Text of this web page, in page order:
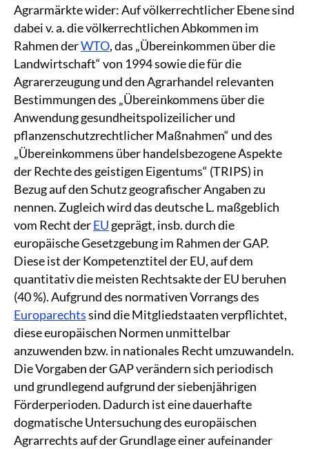
Agrarmärkte wider: Auf völkerrechtlicher Ebene sind
dabei v. a. die völkerrechtlichen Abkommen im
Rahmen derWTO, das „Übereinkommen über die
Landwirtschaft“ von 1994 sowie die für die
Agrarerzeugung und den Agrarhandel relevanten
Bestimmungen des „Übereinkommens über die
Anwendung gesundheitspolizeilicher und
pflanzenschutzrechtlicher Maßnahmen“ und des
„Übereinkommens über handelsbezogene Aspekte
der Rechte des geistigen Eigentums“ (TRIPS) in
Bezug auf den Schutz geografischer Angaben zu
nennen. Zugleich wird das deutsche L. maßgeblich
vom Recht derEU geprägt, insb. durch die
europäische Gesetzgebung im Rahmen der GAP.
Diese ist der Kompetenztitel der EU, auf dem
quantitativ die meisten Rechtsakte der EU beruhen
(40 %). Aufgrund des normativen Vorrangs des
Europarechtssind die Mitgliedstaaten verpflichtet,
diese europäischen Normen unmittelbar
anzuwenden bzw. in nationales Recht umzuwandeln.
Die Vorgaben der GAP verändern sich periodisch
und grundlegend aufgrund der siebenjährigen
Förderperioden. Dadurch ist eine dauerhafte
dogmatische Untersuchung des europäischen
Agrarrechts auf der Grundlage einer aufeinander